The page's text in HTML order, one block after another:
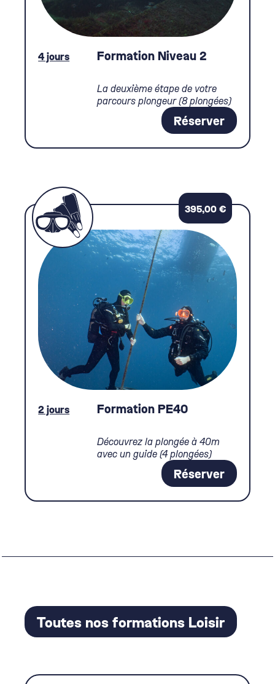
4 jours Formation Niveau 2
La deuxième étape de votre
parcours plongeur (8 plongées)
Réserver
395,00 €
2 jours Formation PE40
Découvrez la plongée à 40m
avec un guide (4 plongées)
Réserver
Toutes nos formations Loisir